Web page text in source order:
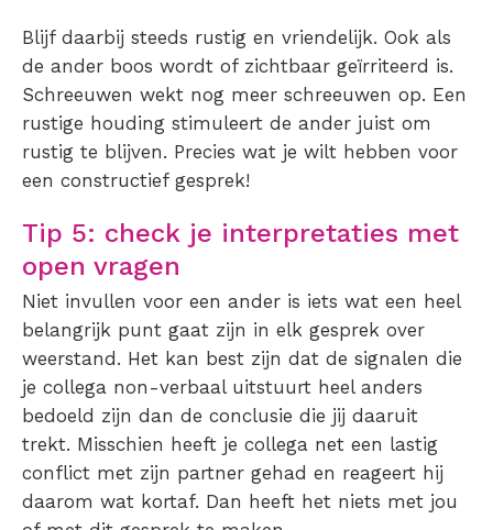
Blijf daarbij steeds rustig en vriendelijk. Ook als
de ander boos wordt of zichtbaar geïrriteerd is.
Schreeuwen wekt nog meer schreeuwen op. Een
rustige houding stimuleert de ander juist om
rustig te blijven. Precies wat je wilt hebben voor
een constructief gesprek!
Tip 5: check je interpretaties met
open vragen
Niet invullen voor een ander is iets wat een heel
belangrijk punt gaat zijn in elk gesprek over
weerstand. Het kan best zijn dat de signalen die
je collega non-verbaal uitstuurt heel anders
bedoeld zijn dan de conclusie die jij daaruit
trekt. Misschien heeft je collega net een lastig
conflict met zijn partner gehad en reageert hij
daarom wat kortaf. Dan heeft het niets met jou